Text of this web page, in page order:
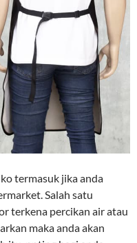
termasuk jika anda
Salah satu
terkena percikan air atau
maka anda akan